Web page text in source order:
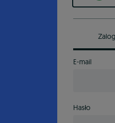
E-mail
Hasło